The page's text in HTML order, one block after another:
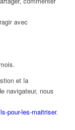
avec
et la
navigateur, nous
pour-les-maitriser.